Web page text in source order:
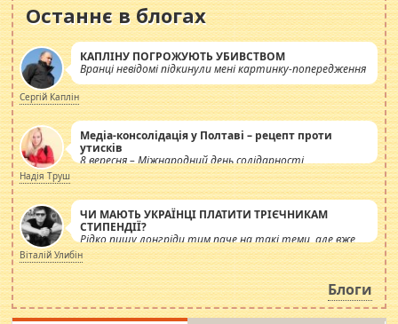
Останнє в блогах
КАПЛІНУ ПОГРОЖУЮТЬ УБИВСТВОМ
Вранці невідомі підкинули мені картинку-попередження
Сергій Каплін
Медіа-консолідація у Полтаві – рецепт проти
утисків
8 вересня – Міжнародний день солідарності
журналістів.
Надія Труш
ЧИ МАЮТЬ УКРАЇНЦІ ПЛАТИТИ ТРІЄЧНИКАМ
СТИПЕНДІЇ?
Рідко пишу лонгріди тим паче на такі теми, але вже
просто дістало! Обурюють сьогоднішні інсенуації
навколо стипендіального питання. Штучно
роздувається ще одна соціальна катастрофа.
Віталій Улибін
Блоги